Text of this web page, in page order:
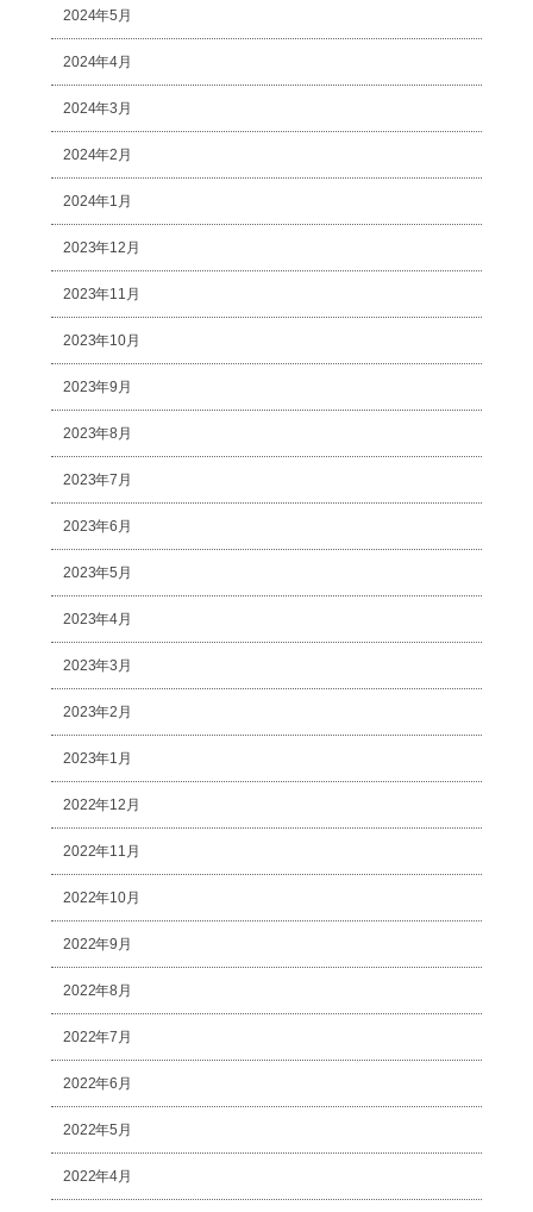
2024年5月
2024年4月
2024年3月
2024年2月
2024年1月
2023年12月
2023年11月
2023年10月
2023年9月
2023年8月
2023年7月
2023年6月
2023年5月
2023年4月
2023年3月
2023年2月
2023年1月
2022年12月
2022年11月
2022年10月
2022年9月
2022年8月
2022年7月
2022年6月
2022年5月
2022年4月